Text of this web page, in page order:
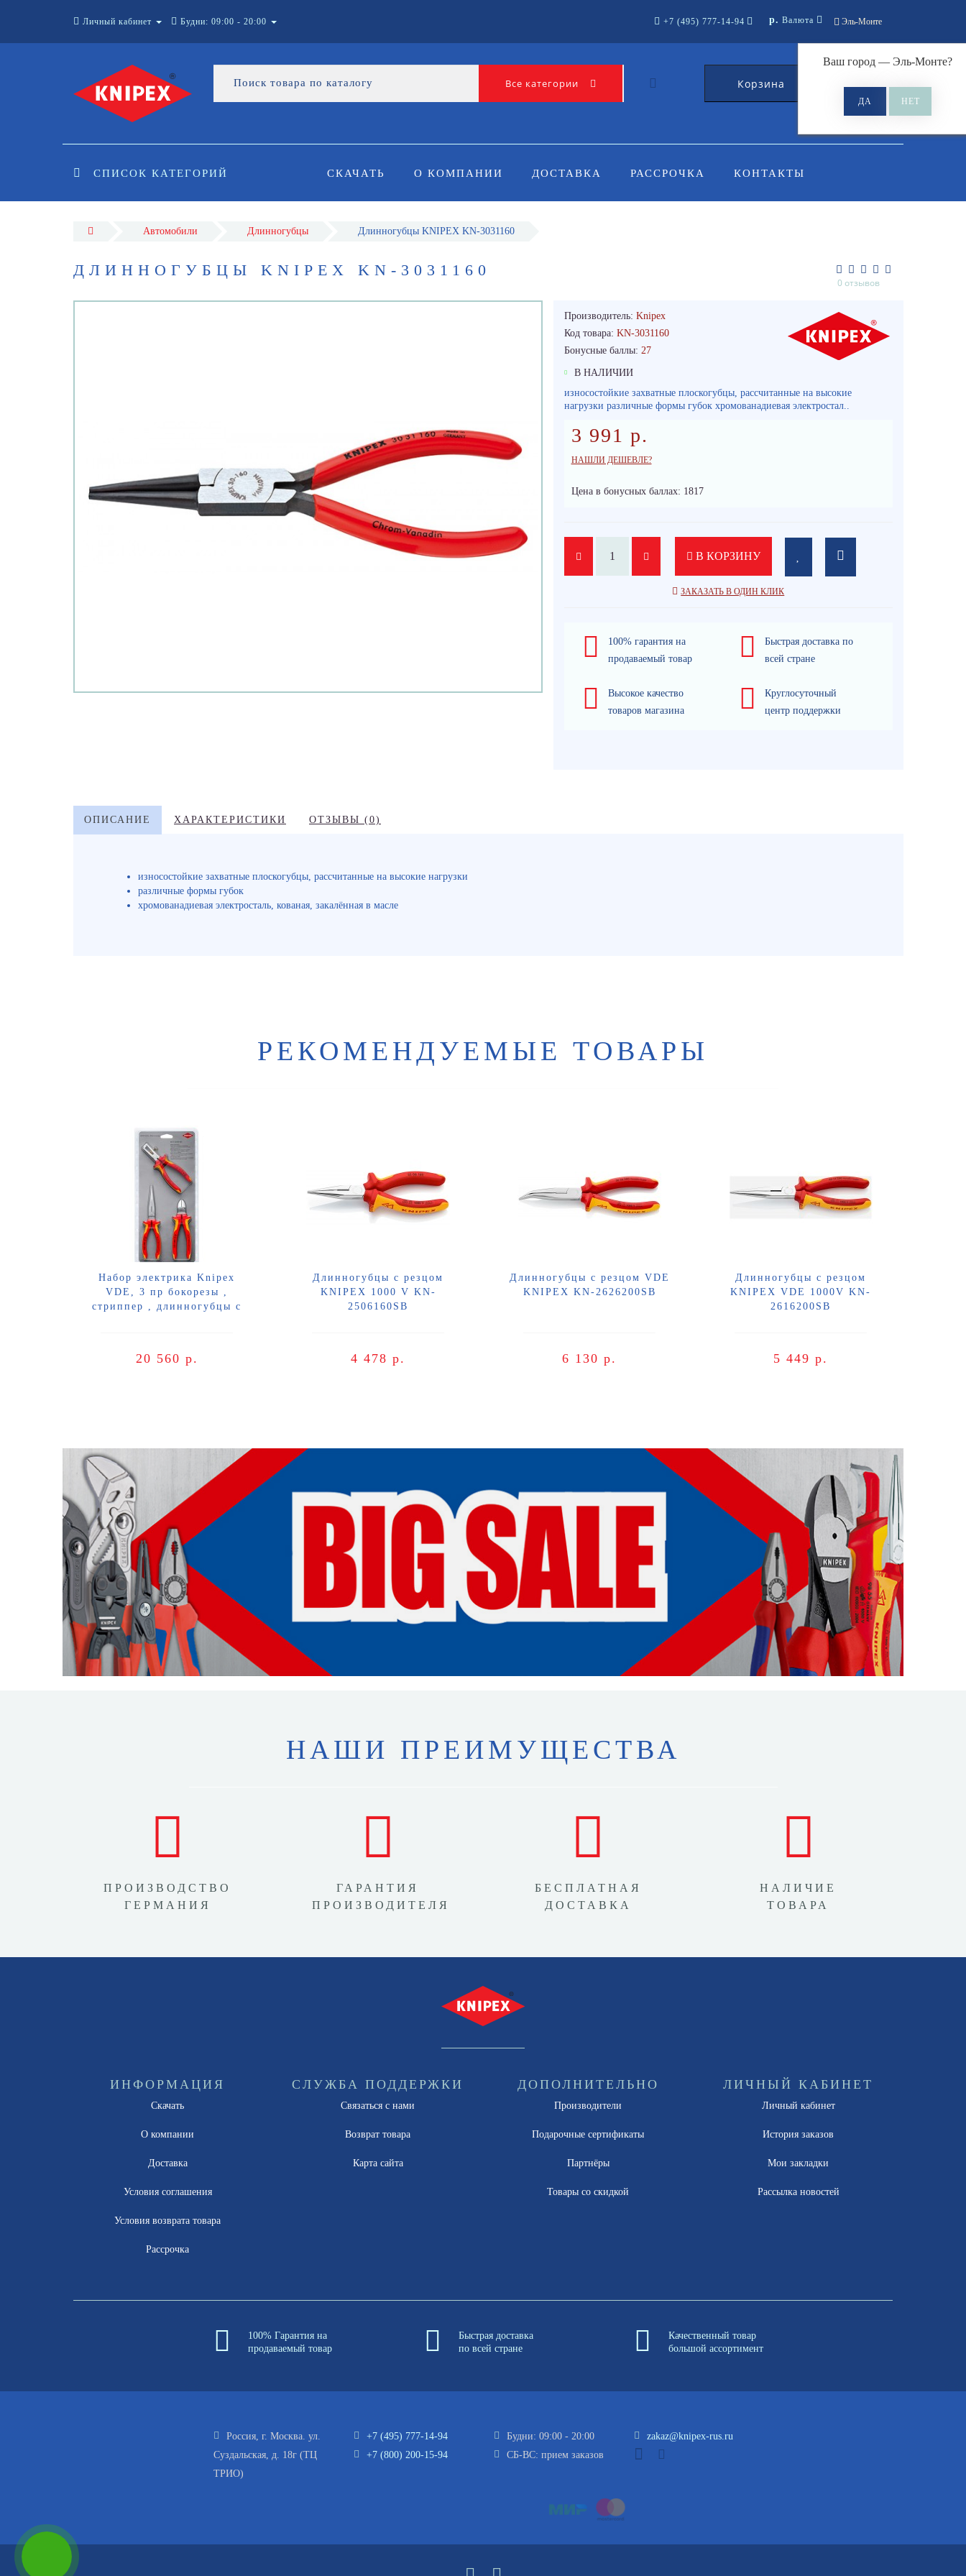
Личный кабинет Будни: 09:00 - 20:00 Эль-Монте
Ваш город — Эль-Монте?
+7 (495) 777-14-94 р. Валюта
Все категории Корзина 0
СПИСОК КАТЕГОРИЙ СКАЧАТЬ О КОМПАНИИ ДОСТАВКА РАССРОЧКА КОНТАКТЫ
Автомобили Длинногубцы Длинногубцы KNIPEX KN-3031160
ДЛИННОГУБЦЫ KNIPEX KN-3031160
0 отзывов
Производитель: Knipex
Код товара: KN-3031160
Бонусные баллы: 27
В НАЛИЧИИ
износостойкие захватные плоскогубцы, рассчитанные на высокие
нагрузки различные формы губок хромованадиевая электростал..
3 991 р.
НАШЛИ ДЕШЕВЛЕ?
Цена в бонусных баллах: 1817
В КОРЗИНУ
ЗАКАЗАТЬ В ОДИН КЛИК
100% гарантия на
продаваемый товар
Быстрая доставка по
всей стране
Высокое качество
товаров магазина
Круглосуточный
центр поддержки
ОПИСАНИЕ ХАРАКТЕРИСТИКИ ОТЗЫВЫ (0)
износостойкие захватные плоскогубцы, рассчитанные на высокие нагрузки
различные формы губок
хромованадиевая электросталь, кованая, закалённая в масле
РЕКОМЕНДУЕМЫЕ ТОВАРЫ
Набор электрика Knipex
VDE, 3 пр бокорезы ,
стриппер , длинногубцы с
20 560 р.
Длинногубцы с резцом
KNIPEX 1000 V KN-
2506160SB
4 478 р.
Длинногубцы с резцом VDE
KNIPEX KN-2626200SB
6 130 р.
Длинногубцы с резцом
KNIPEX VDE 1000V KN-
2616200SB
5 449 р.
НАШИ ПРЕИМУЩЕСТВА
ПРОИЗВОДСТВО
ГЕРМАНИЯ
ГАРАНТИЯ
ПРОИЗВОДИТЕЛЯ
БЕСПЛАТНАЯ
ДОСТАВКА
НАЛИЧИЕ
ТОВАРА
ИНФОРМАЦИЯ
Скачать
О компании
Доставка
Условия соглашения
Условия возврата товара
Рассрочка
СЛУЖБА ПОДДЕРЖКИ
Связаться с нами
Возврат товара
Карта сайта
ДОПОЛНИТЕЛЬНО
Производители
Подарочные сертификаты
Партнёры
Товары со скидкой
ЛИЧНЫЙ КАБИНЕТ
Личный кабинет
История заказов
Мои закладки
Рассылка новостей
100% Гарантия на
продаваемый товар
Быстрая доставка
по всей стране
Качественный товар
большой ассортимент
Россия, г. Москва. ул.
Суздальская, д. 18г (ТЦ
ТРИО)
+7 (495) 777-14-94
+7 (800) 200-15-94
Будни: 09:00 - 20:00
СБ-ВС: прием заказов
zakaz@knipex-rus.ru